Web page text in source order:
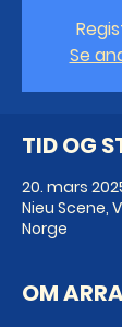
Se
TID OG
20. mars
Nieu Scene,
Norge
OM